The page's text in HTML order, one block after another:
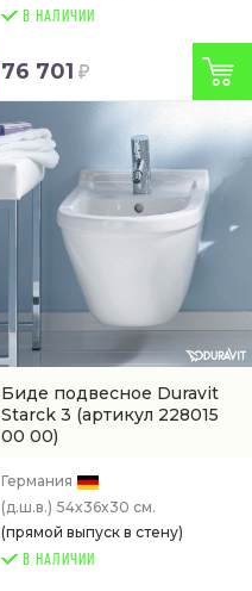
В НАЛИЧИИ
76 701
Биде подвесное Duravit
Starck 3 (артикул 228015
00 00)
Германия
(д.ш.в.) 54x36x30 см.
(прямой выпуск в стену)
В НАЛИЧИИ